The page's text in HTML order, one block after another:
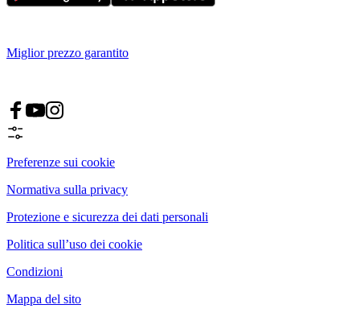
Miglior prezzo garantito
Preferenze sui cookie
Normativa sulla privacy
Protezione e sicurezza dei dati personali
Politica sull’uso dei cookie
Condizioni
Mappa del sito